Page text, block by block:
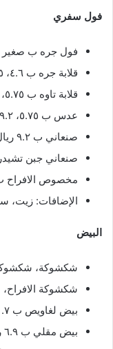
فول سفري
فول جره ب صغير ب٤.٦، وسط ب ٦.٩، كبير ب
قلابة جره ب ٤.٦، ٨.٠٥، ١١.٥ ريال
قلابة تاوه ب ٥.٧٥، ٩.٢، ١١.٥ ريال
عدس ب ٥.٧٥، ٩.٢، ١١.٥ ريال
صنعاني ب ٩.٢ ريال
صنعاني جبن تشيدر،
مخصوص الافراح ب ١١.٥
الإضافات: زيت، سمن
البيض
شكشوكة، شكشوكة
شكشوكة الافراح، لحسة
بيض لغاويص ب ٢٠.٧ ريال
بيض مقلي ب ٦.٩ ريال